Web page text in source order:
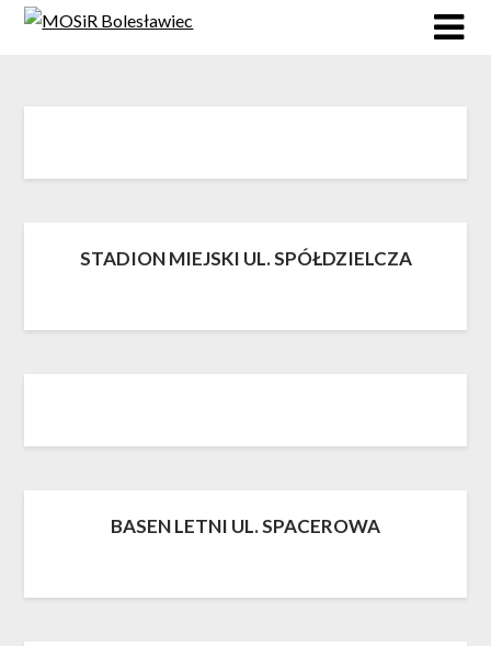
Skip
STADION MIEJSKI UL. SPÓŁDZIELCZA
BASEN LETNI UL. SPACEROWA